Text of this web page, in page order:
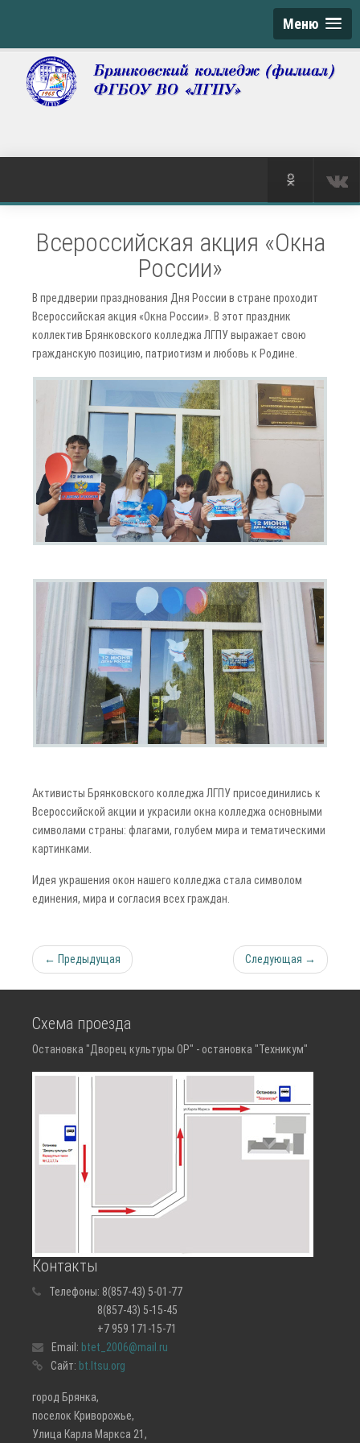
Меню
Всероссийская акция «Окна
России»
В преддверии празднования Дня России в стране проходит
Всероссийская акция «Окна России». В этот праздник
коллектив Брянковского колледжа ЛГПУ выражает свою
гражданскую позицию, патриотизм и любовь к Родине.
Активисты Брянковского колледжа ЛГПУ присоединились к
Всероссийской акции и украсили окна колледжа основными
символами страны: флагами, голубем мира и тематическими
картинками.
Идея украшения окон нашего колледжа стала символом
единения, мира и согласия всех граждан.
← Предыдущая Следующая →
Схема проезда
Остановка "Дворец культуры ОР" - остановка "Техникум"
Контакты
Телефоны: 8(857-43) 5-01-77
8(857-43) 5-15-45
+7 959 171-15-71
Email: btet_2006@mail.ru
Сайт: bt.ltsu.org
город Брянка,
поселок Криворожье,
Улица Карла Маркса 21,